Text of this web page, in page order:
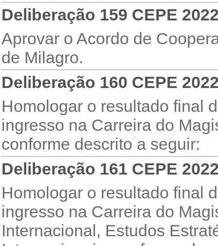
Deliberação 159 CEPE
Aprovar o Acordo de
de Milagro.
Deliberação 160 CEPE
Homologar o resultado final
ingresso na Carreira do
conforme descrito a seguir:
Deliberação 161 CEPE
Homologar o resultado final
ingresso na Carreira do
Internacional, Estudos